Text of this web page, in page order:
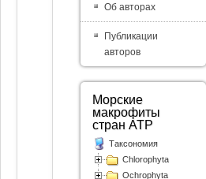
Об авторах
Публикации
авторов
Морские
макрофиты
стран АТР
Таксономия
Chlorophyta
Ochrophyta